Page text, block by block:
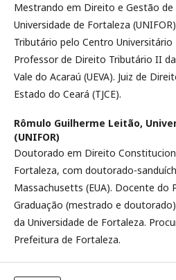
Mestrando em Direito e Gestão de
Universidade de Fortaleza
Tributário pelo Centro Universitário
Professor de Direito Tributário II
Vale do Acaraú (UEVA). Juiz de
Estado do Ceará (TJCE).
Rômulo Guilherme Leitão,
(UNIFOR)
Doutorado em Direito
Fortaleza, com doutorado-
Massachusetts (EUA). Docente do
Graduação (mestrado e
da Universidade de Fortaleza.
Prefeitura de Fortaleza.